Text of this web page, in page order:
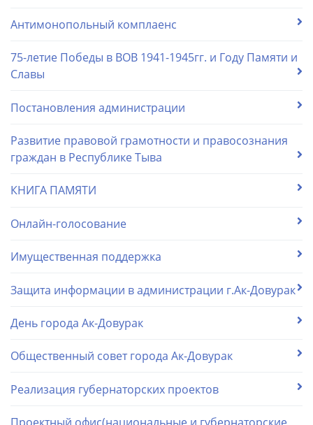
Антимонопольный комплаенс
75-летие Победы в ВОВ 1941-1945гг. и Году Памяти и
Славы
Постановления администрации
Развитие правовой грамотности и правосознания
граждан в Республике Тыва
КНИГА ПАМЯТИ
Онлайн-голосование
Имущественная поддержка
Защита информации в администрации г.Ак-Довурак
День города Ак-Довурак
Общественный совет города Ак-Довурак
Реализация губернаторских проектов